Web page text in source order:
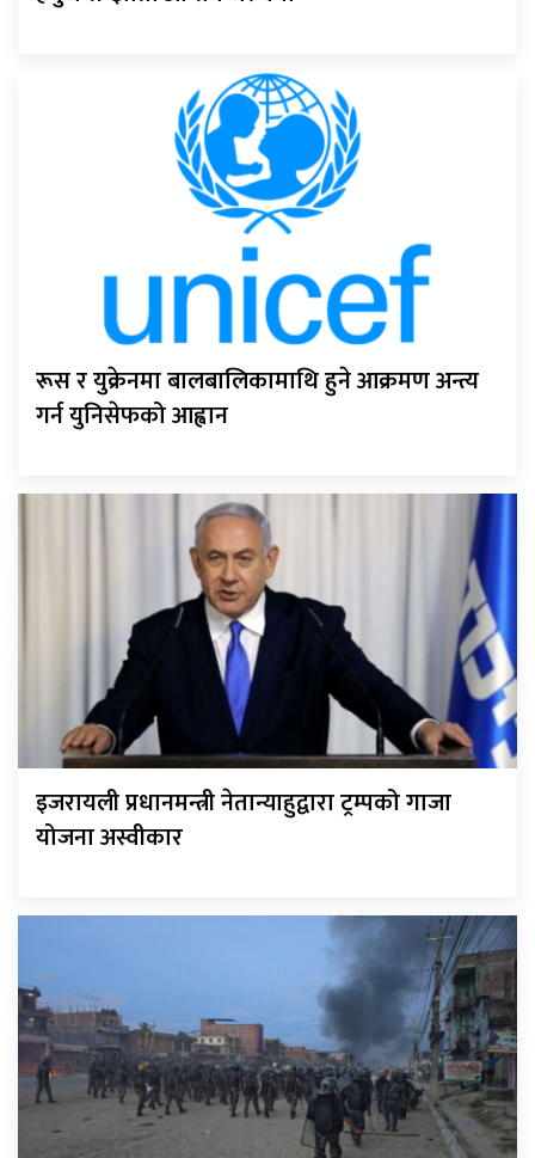
रूस र युक्रेनमा बालबालिकामाथि हुने आक्रमण अन्त्य
गर्न युनिसेफको आह्वान
इजरायली प्रधानमन्त्री नेतान्याहुद्वारा ट्रम्पको गाजा
योजना अस्वीकार